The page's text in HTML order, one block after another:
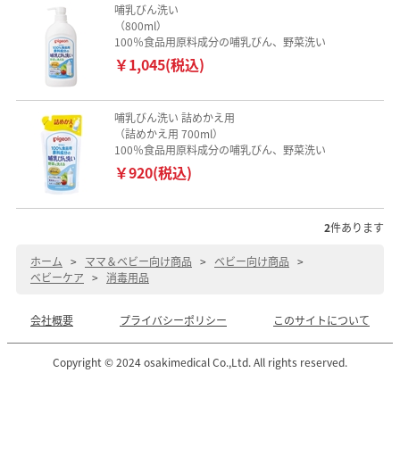
哺乳びん洗い
（800ml）
100％食品用原料成分の哺乳びん、野菜洗い
￥1,045(税込)
哺乳びん洗い 詰めかえ用
（詰めかえ用 700ml）
100％食品用原料成分の哺乳びん、野菜洗い
￥920(税込)
2件あります
ホーム > ママ＆ベビー向け商品 > ベビー向け商品 >
ベビーケア > 消毒用品
会社概要 プライバシーポリシー このサイトについて
Copyright © 2024 osakimedical Co.,Ltd. All rights reserved.